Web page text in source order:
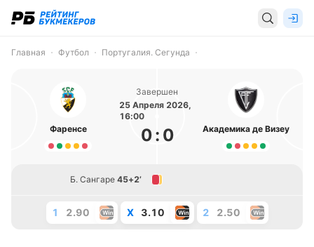
Главная Футбол Португалия. Сегунда
Фаренсе
Завершен
25 Апреля 2026,
16:00
0: 0 Академика де Визеу
Б. Сангаре 45+2’
1 2.90 X 3.10 2 2.50